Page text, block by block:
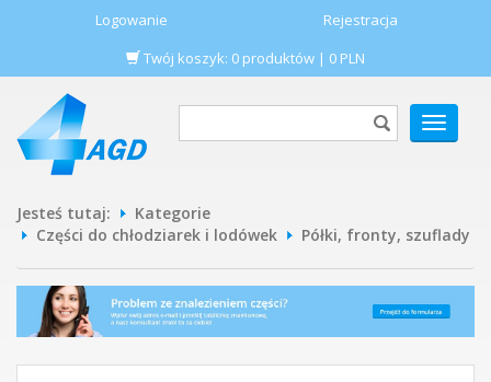
Logowanie
Rejestracja
Twój koszyk: 0 produktów | 0 PLN
POKAŻ
MENU
Jesteś tutaj:
Kategorie
Części do chłodziarek i lodówek
Półki, fronty, szuflady